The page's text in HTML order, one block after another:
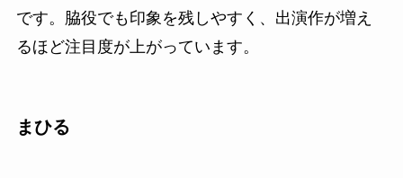
です。脇役でも印象を残しやすく、出演作が増え
るほど注目度が上がっています。
まひる